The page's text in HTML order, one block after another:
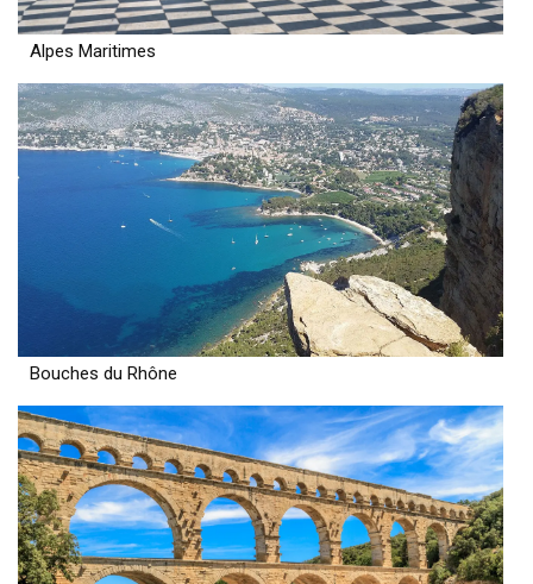
Alpes Maritimes
Bouches du Rhône